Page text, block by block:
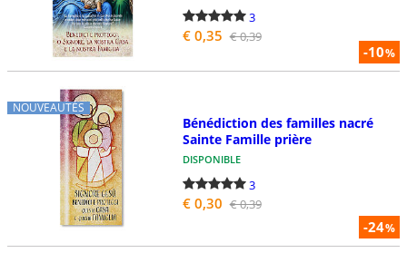
-10%
3
€ 0,35 € 0,39
NOUVEAUTÉS
-24%
Bénédiction des familles nacré
Sainte Famille prière
DISPONIBLE
3
€ 0,30 € 0,39